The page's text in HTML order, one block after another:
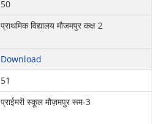
50
प्राथमिक विद्यालय मौजमपुर कक्ष 2
Download
51
प्राईमरी स्कूल मौज़मपुर रूम-3